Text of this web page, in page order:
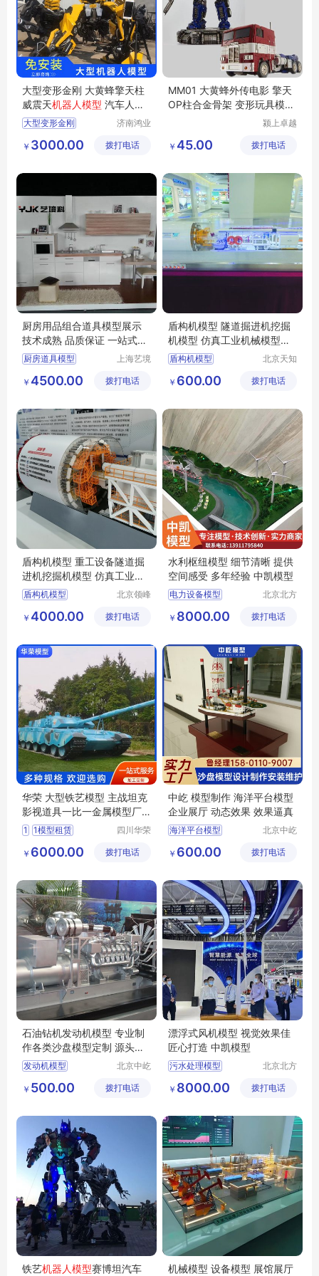
大型变形金刚 大黄蜂擎天柱
威震天机器人模型 汽车人模
型摆件
大型变形金刚
擎天柱机器人模型
汽车人模型摆件
济南鸿业
有限公司
￥ 3000.00 拨打电话
MM01 大黄蜂外传电影 擎天
OP柱合金骨架 变形玩具模型
颍上卓越
有限公司
￥ 45.00 拨打电话
厨房用品组合道具模型展示
技术成熟 品质保证 一站式服
务
厨房道具模型
模型展示 模型定制
上海艺境
计有限公
￥ 4500.00 拨打电话
盾构机模型 隧道掘进机挖掘
机模型 仿真工业机械模型定
制 TZJ0514
盾构机模型
北京天知
示有限公
￥ 600.00 拨打电话
盾构机模型 重工设备隧道掘
进机挖掘机模型 仿真工业机
械模型定制
盾构机模型
北京领峰
有限公司
￥ 4000.00 拨打电话
水利枢纽模型 细节清晰 提供
空间感受 多年经验 中凯模型
电力设备模型
风机模型
水轮机模型
北京北方
设计有限
￥ 8000.00 拨打电话
华荣 大型铁艺模型 主战坦克
影视道具一比一金属模型厂
家
1
1模型租赁
坦克装甲车模型
坦克模型
四川华荣
有限公司
￥ 6000.00 拨打电话
中屹 模型制作 海洋平台模型
企业展厅 动态效果 效果逼真
海洋平台模型
石油钻机模型
北京中屹
有限公司
￥ 600.00 拨打电话
石油钻机发动机模型 专业制
作各类沙盘模型定制 源头厂
家 速度快
发动机模型
北京中屹
有限公司
￥ 500.00 拨打电话
漂浮式风机模型 视觉效果佳
匠心打造 中凯模型
污水处理模型
水利沙盘模型
水坝模型
北京北方
设计有限
￥ 8000.00 拨打电话
铁艺机器人模型赛博坦汽车 机械模型 设备模型 展馆展厅